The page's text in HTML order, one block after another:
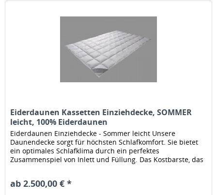
Eiderdaunen Kassetten Einziehdecke, SOMMER
leicht, 100% Eiderdaunen
Eiderdaunen Einziehdecke - Sommer leicht Unsere
Daunendecke sorgt für höchsten Schlafkomfort. Sie bietet
ein optimales Schlafklima durch ein perfektes
Zusammenspiel von Inlett und Füllung. Das Kostbarste, das
ab 2.500,00 € *